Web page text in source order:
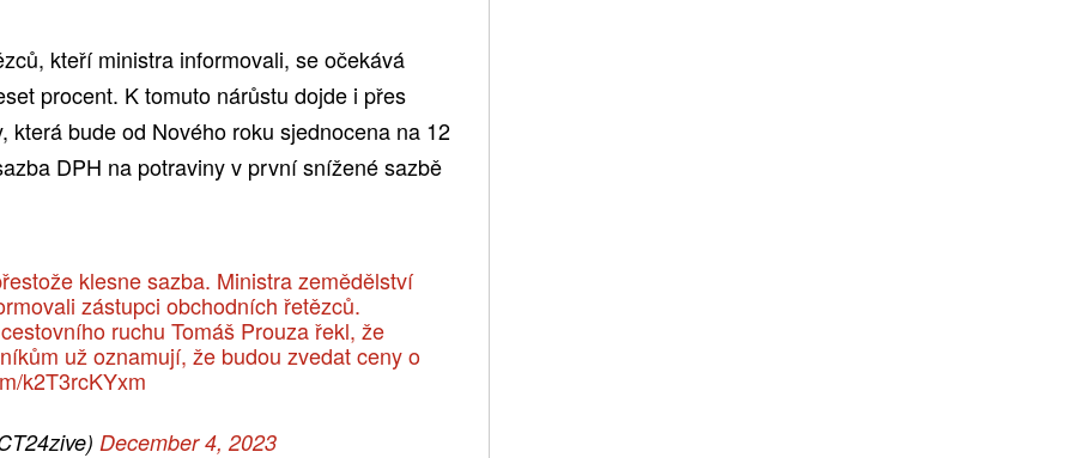
kteří ministra informovali, se očekává
procent. K tomuto nárůstu dojde i přes
která bude od Nového roku sjednocena na 12
DPH na potraviny v první snížené sazbě
klesne sazba. Ministra zemědělství
zástupci obchodních řetězců.
ruchu Tomáš Prouza řekl, že
už oznamují, že budou zvedat ceny o
k2T3rcKYxm
December 4, 2023